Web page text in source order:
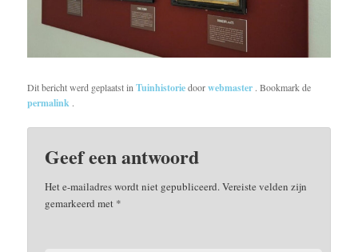
Dit bericht werd geplaatst inTuinhistoriedoorwebmaster . Bookmark de
permalink .
Geef een antwoord
Het e-mailadres wordt niet gepubliceerd.Vereiste velden zijn
gemarkeerd met *